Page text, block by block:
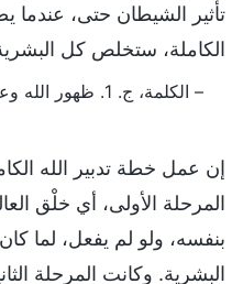
تأثير الشيطان حتى، عندما
الكاملة، ستخلص كل
– الكلمة، ج. 1. ظهور الله وعمله. عمل الله وممارسة الإنسان
إن عمل خطة تدبير الله
المرحلة الأولى، أي خلْق
بنفسه، ولو لم يفعل، لما
البشرية. وكانت المرحلة